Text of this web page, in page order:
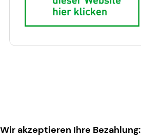
Wir akzeptieren Ihre Bezahlung: